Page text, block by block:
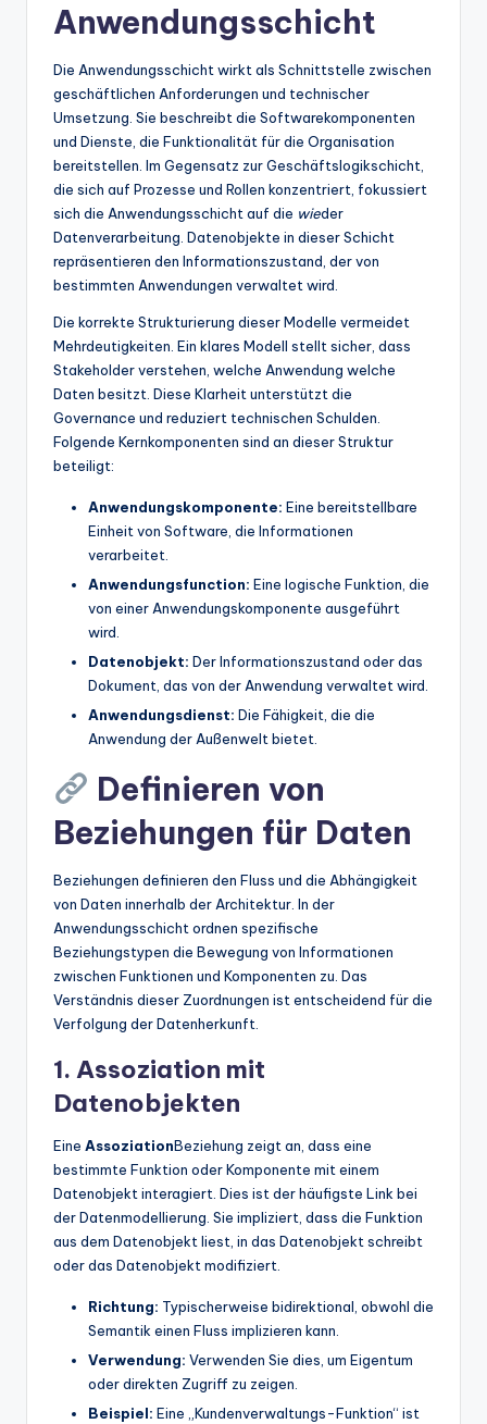
tr
U
p
d
Anwendungsschicht
Die Anwendungsschicht wirkt als Schnittstelle zwischen
geschäftlichen Anforderungen und technischer
Umsetzung. Sie beschreibt die Softwarekomponenten
und Dienste, die Funktionalität für die Organisation
bereitstellen. Im Gegensatz zur Geschäftslogikschicht,
die sich auf Prozesse und Rollen konzentriert, fokussiert
sich die Anwendungsschicht auf die wieder
Datenverarbeitung. Datenobjekte in dieser Schicht
repräsentieren den Informationszustand, der von
bestimmten Anwendungen verwaltet wird.
Die korrekte Strukturierung dieser Modelle vermeidet
Mehrdeutigkeiten. Ein klares Modell stellt sicher, dass
Stakeholder verstehen, welche Anwendung welche
Daten besitzt. Diese Klarheit unterstützt die
Governance und reduziert technischen Schulden.
Folgende Kernkomponenten sind an dieser Struktur
beteiligt:
Anwendungskomponente: Eine bereitstellbare
Einheit von Software, die Informationen
verarbeitet.
Anwendungsfunction: Eine logische Funktion, die
von einer Anwendungskomponente ausgeführt
wird.
Datenobjekt: Der Informationszustand oder das
Dokument, das von der Anwendung verwaltet wird.
Anwendungsdienst: Die Fähigkeit, die die
Anwendung der Außenwelt bietet.
Definieren von
Beziehungen für Daten
Beziehungen definieren den Fluss und die Abhängigkeit
von Daten innerhalb der Architektur. In der
Anwendungsschicht ordnen spezifische
Beziehungstypen die Bewegung von Informationen
zwischen Funktionen und Komponenten zu. Das
Verständnis dieser Zuordnungen ist entscheidend für die
Verfolgung der Datenherkunft.
1. Assoziation mit
Datenobjekten
Eine AssoziationBeziehung zeigt an, dass eine
bestimmte Funktion oder Komponente mit einem
Datenobjekt interagiert. Dies ist der häufigste Link bei
der Datenmodellierung. Sie impliziert, dass die Funktion
aus dem Datenobjekt liest, in das Datenobjekt schreibt
oder das Datenobjekt modifiziert.
Richtung: Typischerweise bidirektional, obwohl die
Semantik einen Fluss implizieren kann.
Verwendung: Verwenden Sie dies, um Eigentum
oder direkten Zugriff zu zeigen.
Beispiel: Eine „Kundenverwaltungs-Funktion“ ist